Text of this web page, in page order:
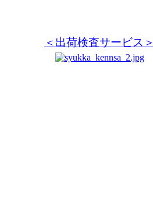
＜出荷検査サービス＞